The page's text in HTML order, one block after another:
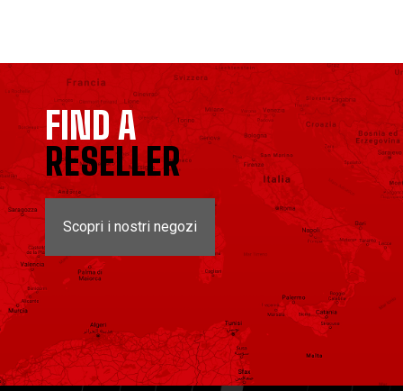
FIND A
RESELLER
Scopri i nostri negozi